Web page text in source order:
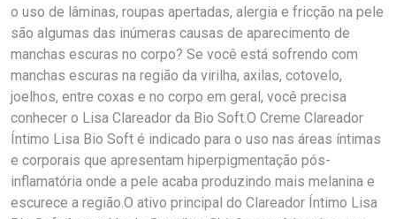
o uso de lâminas, roupas apertadas, alergia e fricção na pele
são algumas das inúmeras causas de aparecimento de
manchas escuras no corpo? Se você está sofrendo com
manchas escuras na região da virilha, axilas, cotovelo,
joelhos, entre coxas e no corpo em geral, você precisa
conhecer o Lisa Clareador da Bio Soft.O Creme Clareador
Íntimo Lisa Bio Soft é indicado para o uso nas áreas íntimas
e corporais que apresentam hiperpigmentação pós-
inflamatória onde a pele acaba produzindo mais melanina e
escurece a região.O ativo principal do Clareador Íntimo Lisa